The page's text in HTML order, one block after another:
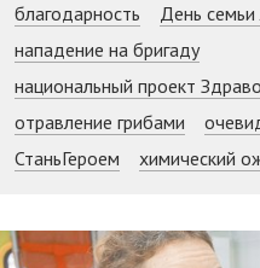
благодарность День
нападение на бригаду
национальный проект
отравление грибами
СтаньГероем
химический